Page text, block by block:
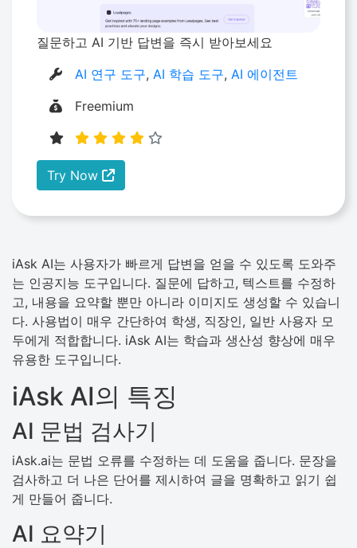
질문하고 AI 기반 답변을 즉시 받아보세요
AI 연구 도구, AI 학습 도구, AI 에이전트
Freemium
Try Now
iAsk AI는 사용자가 빠르게 답변을 얻을 수 있도록 도와주
는 인공지능 도구입니다. 질문에 답하고, 텍스트를 수정하
고, 내용을 요약할 뿐만 아니라 이미지도 생성할 수 있습니
다. 사용법이 매우 간단하여 학생, 직장인, 일반 사용자 모
두에게 적합합니다. iAsk AI는 학습과 생산성 향상에 매우
유용한 도구입니다.
iAsk AI의 특징
AI 문법 검사기
iAsk.ai는 문법 오류를 수정하는 데 도움을 줍니다. 문장을
검사하고 더 나은 단어를 제시하여 글을 명확하고 읽기 쉽
게 만들어 줍니다.
AI 요약기